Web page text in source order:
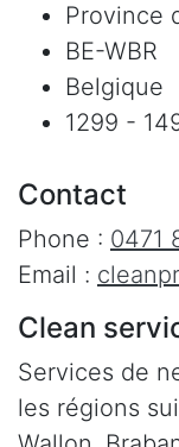
Province
BE-WBR
Belgique
1299 -
Contact
Phone : 0471
Email :
Clean
Services de
les régions